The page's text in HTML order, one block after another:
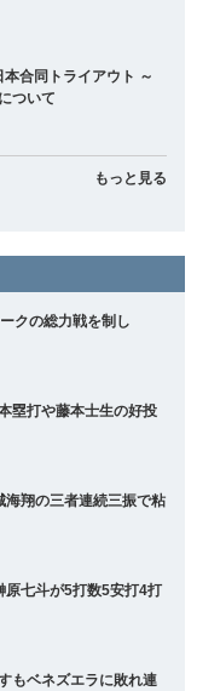
本合同トライアウト ～
ついて
もっと見る
クの総力戦を制し
塁打や藤本士生の好投
海翔の三者連続三振で粘
原七斗が5打数5安打4打
もベネズエラに敗れ連